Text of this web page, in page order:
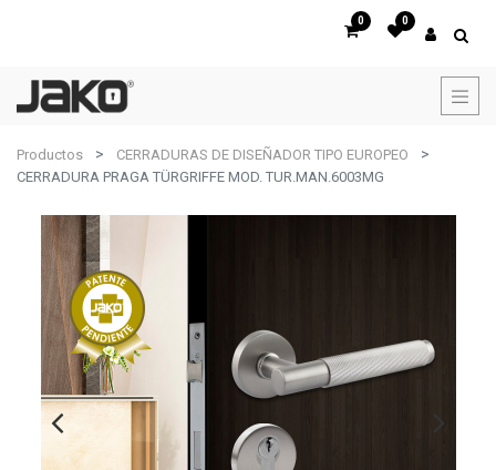
0 0
Productos
CERRADURAS DE DISEÑADOR TIPO EUROPEO
CERRADURA PRAGA TÜRGRIFFE MOD. TUR.MAN.6003MG